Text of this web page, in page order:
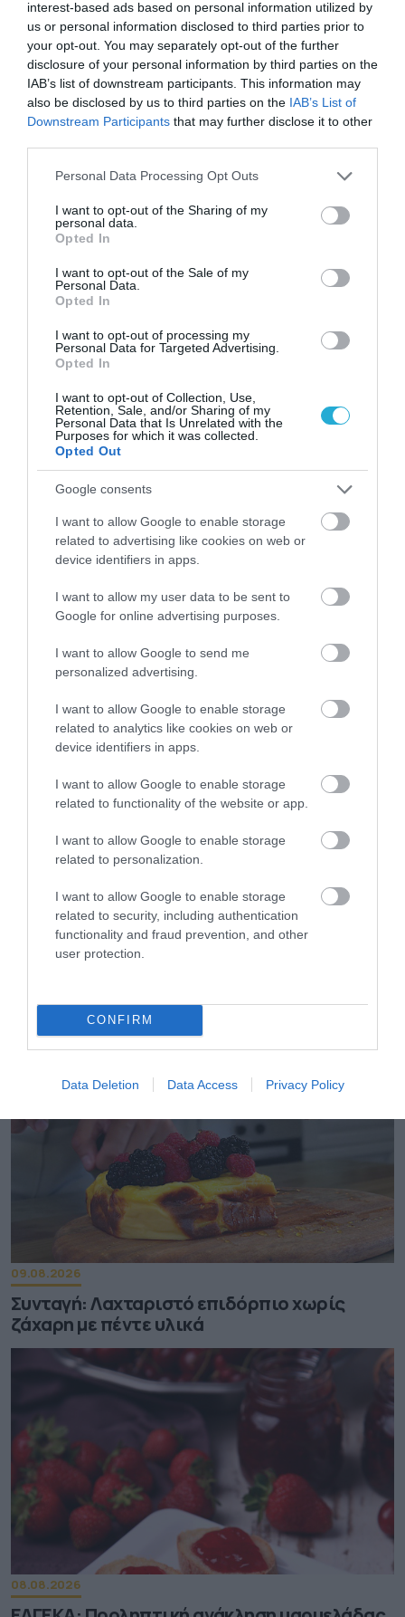
interest-based ads based on personal information utilized by
us or personal information disclosed to third parties prior to
your opt-out. You may separately opt-out of the further
disclosure of your personal information by third parties on the
IAB’s list of downstream participants. This information may
also be disclosed by us to third parties on the IAB’s List of
Downstream Participants that may further disclose it to other
Please note that this website/app uses one or more Google
not limited to your visit or usage behaviour. You may click to
grant or deny consent to Google and its third-party tags to
use your data for below specified purposes in below Google
consent section.
Personal Data Processing Opt Outs
I want to opt-out of the Sharing of my
personal data.
Opted In
I want to opt-out of the Sale of my
Personal Data.
Opted In
I want to opt-out of processing my
Personal Data for Targeted Advertising.
Opted In
I want to opt-out of Collection, Use,
Retention, Sale, and/or Sharing of my
Personal Data that Is Unrelated with the
Purposes for which it was collected.
Opted Out
Google consents
I want to allow Google to enable storage
related to advertising like cookies on web or
device identifiers in apps.
I want to allow my user data to be sent to
Google for online advertising purposes.
I want to allow Google to send me
personalized advertising.
I want to allow Google to enable storage
related to analytics like cookies on web or
device identifiers in apps.
I want to allow Google to enable storage
related to functionality of the website or app.
I want to allow Google to enable storage
related to personalization.
I want to allow Google to enable storage
related to security, including authentication
functionality and fraud prevention, and other
user protection.
CONFIRM
Data Deletion Data Access Privacy Policy
οικονομικές δυνατότητες κάθε οικογένειας.
Η Π.Ο.Κ.ΔΙ.Σ. ζητά την άμεση
πραγματοποίηση θεσμικής συνάντησης
εργασίας με τα συναρμόδια Υπουργεία και
τους εμπλεκόμενους φορείς, καθώς και τη
διαδικασία διαβούλευσης που αφορά τη
προκειμένου να συζητηθούν ζητήματα
αποσαφηνιστούν κρίσιμα σημεία του
οι προϋποθέσεις για την επιτυχή εφαρμογή
του προς όφελος των μαθητών και της
σχολικής κοινότητας.
Ακολουθήστε τοfoodlife.gr στο Google
Newsκαι μάθετε πρώτοι όλες τις ειδήσεις
ΠΕΡΙΣΣΟΤΕΡA
Πώς να ξεπαγώσετε σωστά τα ψάρια
09.08.2026
Συνταγή: Λαχταριστό επιδόρπιο χωρίς
ζάχαρη με πέντε υλικά
08.08.2026